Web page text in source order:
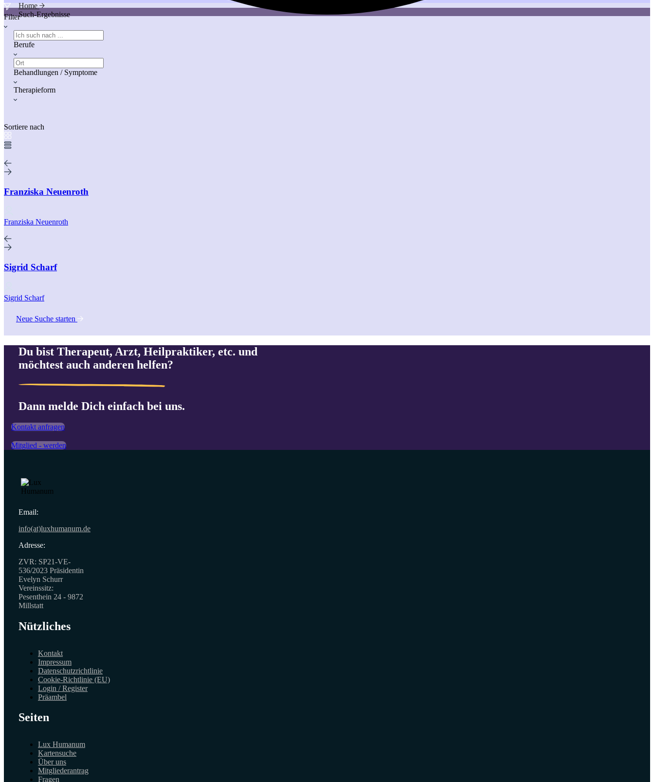
Home
Such-Ergebnisse
Filter
Berufe
Behandlungen / Symptome
Therapieform
Sortiere nach
Franziska Neuenroth
Franziska Neuenroth
Sigrid Scharf
Sigrid Scharf
Neue Suche starten
Du bist Therapeut, Arzt, Heilpraktiker, etc. und
möchtest auch anderen helfen?
Dann melde Dich einfach bei uns.
Kontakt anfragen
Mitglied - werden
Email:
info(at)luxhumanum.de
Adresse:
ZVR: SP21-VE-
536/2023 Präsidentin
Evelyn Schurr
Vereinssitz:
Pesenthein 24 - 9872
Millstatt
Nützliches
Kontakt
Impressum
Datenschutzrichtlinie
Cookie-Richtlinie (EU)
Login / Register
Präambel
Seiten
Lux Humanum
Kartensuche
Über uns
Mitgliederantrag
Fragen